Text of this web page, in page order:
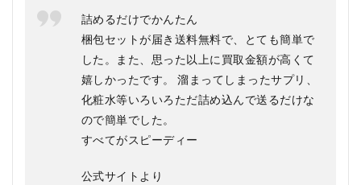
包セ
ット
詰めるだけでかんたん
梱包セットが届き送料無料で、とても簡単で
した。また、思った以上に買取金額が高くて
嬉しかったです。 溜まってしまったサプリ、
化粧水等いろいろただ詰め込んで送るだけな
ので簡単でした。
すべてがスピーディー
公式サイトより